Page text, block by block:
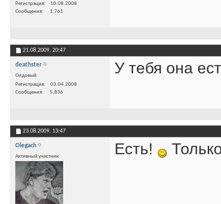
Регистрация
10.08.2008
Сообщения
1,761
21.08.2009, 20:47
deathster
Олдовый
Регистрация
03.04.2008
Сообщения
5,836
У тебя она
23.08.2009, 13:47
Olegach
Активный участник Есть!